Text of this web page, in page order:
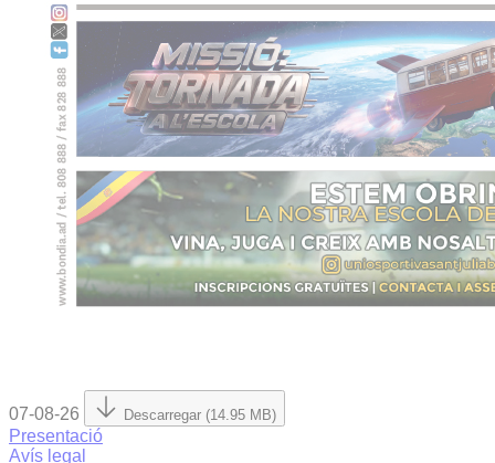
07-08-26 Descarregar (14.95 MB)
Presentació
Avís legal